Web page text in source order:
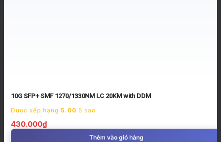
10G SFP+ SMF 1270/1330NM LC 20KM with DDM
Được xếp hạng 5.00 5 sao
430.000₫
Thêm vào giỏ hàng